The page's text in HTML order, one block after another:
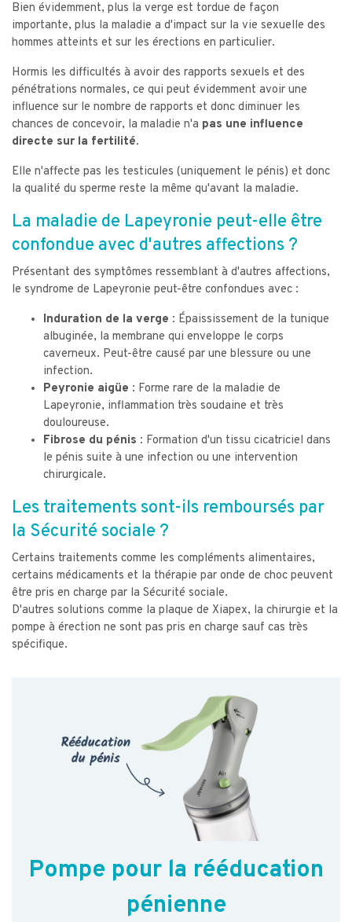
Bien évidemment, plus la verge est tordue de façon
importante, plus la maladie a d'impact sur la vie sexuelle des
hommes atteints et sur les érections en particulier.
Hormis les difficultés à avoir des rapports sexuels et des
pénétrations normales, ce qui peut évidemment avoir une
influence sur le nombre de rapports et donc diminuer les
chances de concevoir, la maladie n'a pas une influence
directe sur la fertilité.
Elle n'affecte pas les testicules (uniquement le pénis) et donc
la qualité du sperme reste la même qu'avant la maladie.
La maladie de Lapeyronie peut-elle être
confondue avec d'autres affections ?
Présentant des symptômes ressemblant à d'autres affections,
le syndrome de Lapeyronie peut-être confondues avec :
Induration de la verge : Épaississement de la tunique
albuginée, la membrane qui enveloppe le corps
caverneux. Peut-être causé par une blessure ou une
infection.
Peyronie aigüe : Forme rare de la maladie de
Lapeyronie, inflammation très soudaine et très
douloureuse.
Fibrose du pénis : Formation d'un tissu cicatriciel dans
le pénis suite à une infection ou une intervention
chirurgicale.
Les traitements sont-ils remboursés par
la Sécurité sociale ?
Certains traitements comme les compléments alimentaires,
certains médicaments et la thérapie par onde de choc peuvent
être pris en charge par la Sécurité sociale.
D'autres solutions comme la plaque de Xiapex, la chirurgie et la
pompe à érection ne sont pas pris en charge sauf cas très
spécifique.
Pompe pour la rééducation
pénienne